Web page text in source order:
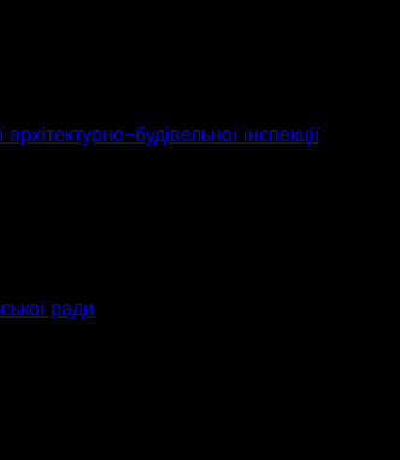
будівельної інспекції
ради